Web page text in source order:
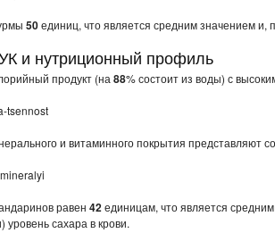
50единиц, что является средним значением и,
и нутриционный профиль
продукт (на 88% состоит из воды) с
и витаминного покрытия представляют
равен 42единицам, что является
сахара в крови.